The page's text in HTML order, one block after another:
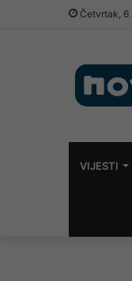
Četvrtak, 6
VIJESTI